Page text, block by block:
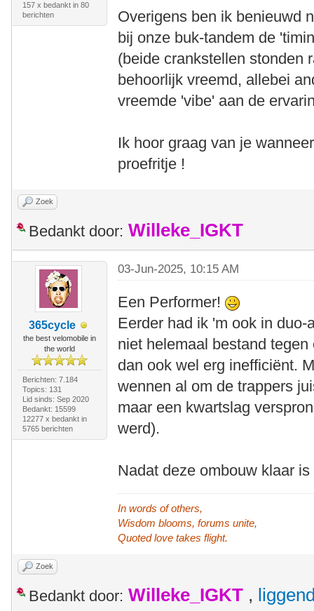
157 x bedankt in 80
berichten
Overigens ben ik benieuwd
bij onze buk-tandem de
(beide crankstellen stonden
behoorlijk vreemd, allebei
vreemde 'vibe' aan de
Ik hoor graag van je
proefritje !
Zoek
Bedankt door: Willeke_IGKT
365cycle
the best velomobile in
the world
Berichten: 7.184
Topics: 131
Lid sinds: Sep 2020
Bedankt: 15599
12277 x bedankt in
5765 berichten
03-Jun-2025, 10:15 AM
Een Performer!
Eerder had ik 'm ook in
niet helemaal bestand
dan ook wel erg inefficiënt.
wennen al om de trappers
maar een kwartslag
werd).
Nadat deze ombouw klaar
In words of others,
Wisdom blooms, forums unite,
Quoted love takes flight.
Zoek
Bedankt door: Willeke_IGKT ,